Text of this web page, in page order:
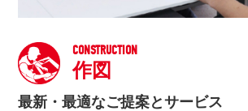
CONSTRUCTION
作図
最新・最適なご提案とサービス